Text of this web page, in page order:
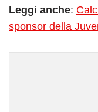
Leggi anche:
sponsor della